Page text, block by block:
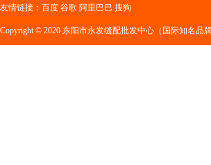
友情链接： 百度 谷歌 阿里巴巴 搜狗
Copyright © 2020 东阳市永发缝配批发中心（国际知名品